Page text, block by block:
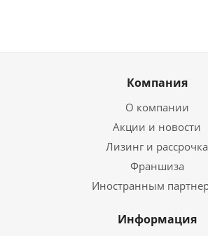
Компания
О компании
Акции и новости
Лизинг и рассрочка
Франшиза
Иностранным
Информация